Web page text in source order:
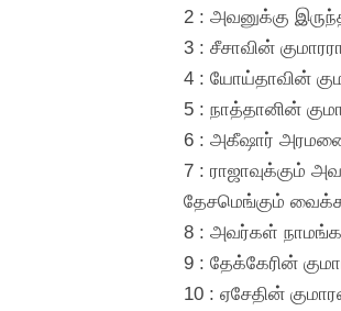
2 : அவனுக்கு
3 : சீசாவின்
4 : யோய்தாவின்
5 : நாத்தானின்
6 : அகீஷார் அரமனை
7 : ராஜாவுக்கும்
தேசமெங்கும்
8 : அவர்கள்
9 : தேக்கேரின்
10 : ஏசேதின்